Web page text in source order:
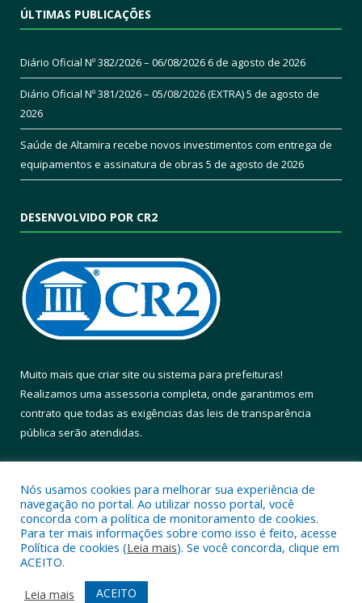
ÚLTIMAS PUBLICAÇÕES
Diário Oficial Nº 382/2026 – 06/08/20266 de agosto de 2026
Diário Oficial Nº 381/2026 – 05/08/2026 (EXTRA)5 de agosto de
2026
Saúde de Altamira recebe novos investimentos com entrega de
equipamentos e assinatura de obras 5 de agosto de 2026
DESENVOLVIDO POR CR2
Muito mais que criar site ou sistema para prefeituras!
Realizamos uma assessoria completa, onde garantimos em
contrato que todas as exigências das leis de transparência
pública serão atendidas.
Todos os direitos reservados a Prefeitura Municipal de Altamira.
Mapa do Site
Acessar Área Administrativa
Nós usamos cookies para melhorar sua experiência de
navegação no portal. Ao utilizar nosso portal, você
concorda com a política de monitoramento de cookies.
Para ter mais informações sobre como isso é feito, acesse
Política de cookies (Leia mais). Se você concorda, clique em
ACEITO.
Leia mais
ACEITO